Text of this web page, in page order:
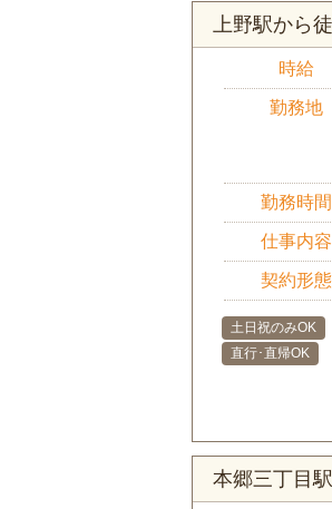
上野駅から
時給
勤務地
勤務時間
仕事内容
契約形態
土日祝のみOK
直行･直帰OK
本郷三丁目